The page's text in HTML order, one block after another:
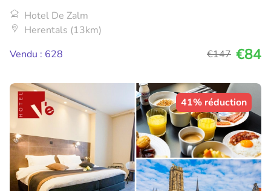
Hotel De Zalm
Herentals (13km)
Vendu : 628
€147 €84
41% réduction